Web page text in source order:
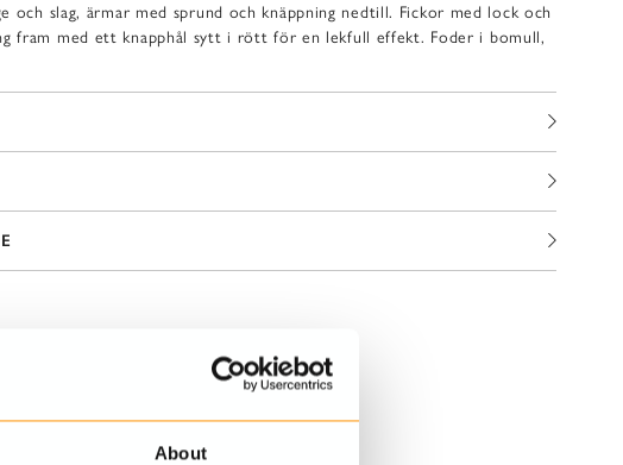
About
och slag, ärmar med sprund och knäppning nedtill. Fickor med lock och
fram med ett knapphål sytt i rött för en lekfull effekt. Foder i bomull,